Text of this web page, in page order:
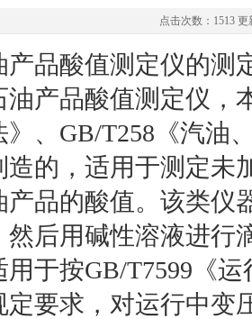
点击次数：1513 更
产品酸值测定仪的测
油产品酸值测定仪，
》、GB/T258《汽油
造的，适用于测定未
产品的酸值。该类仪
然后用碱性溶液进行
于按GB/T7599《
定要求，对运行中变